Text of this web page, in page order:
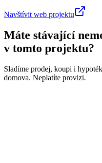
Navštívit web projektu
Máte stávající
v tomto projektu?
Sladíme prodej, koupi i
domova. Neplatíte provizi.